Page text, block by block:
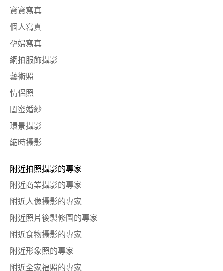
寶寶寫真
個人寫真
孕婦寫真
網拍服飾攝影
藝術照
情侶照
閨蜜婚紗
環景攝影
縮時攝影
附近拍照攝影的專家
附近商業攝影的專家
附近人像攝影的專家
附近照片後製修圖的專家
附近食物攝影的專家
附近形象照的專家
附近全家福照的專家